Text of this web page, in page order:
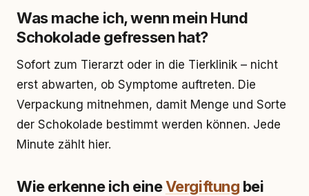
Was mache ich, wenn mein Hund
Schokolade gefressen hat?
Sofort zum Tierarzt oder in die Tierklinik – nicht
erst abwarten, ob Symptome auftreten. Die
Verpackung mitnehmen, damit Menge und Sorte
der Schokolade bestimmt werden können. Jede
Minute zählt hier.
Wie erkenne ich eineVergiftung bei